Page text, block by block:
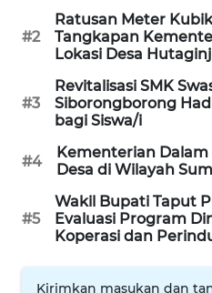
#2
Ratusan Meter
Tangkapan
Lokasi Desa
#3
Revitalisasi SMK
Siborongborong
bagi Siswa/i
#4
Kementerian
Desa di Wilayah
#5
Wakil Bupati Taput
Evaluasi Program
Koperasi dan
Kirimkan masukan dan
WAHANA
LISTRIK
WAHANA
TRAVEL
WAHANA
WAHANANEWS